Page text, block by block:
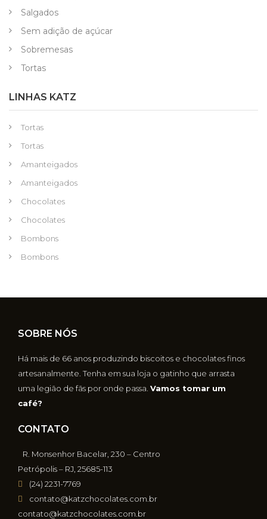
Salgados
Sem adição de açúcar
Sobremesas
Tortas
LINHAS KATZ
Tortas
Tortas
Amanteigados
Amanteigados
Chocolates
Chocolates
Bombons
Bombons
SOBRE NÓS
Há mais de 66 anos produzindo biscoitos e chocolates finos
artesanalmente. Tenha em sua loja o gatinho que arrasta
uma legião de fãs por onde passa. Vamos tomar um
café?
CONTATO
R. Monsenhor Bacelar, 230 – Centro
Petrópolis – RJ, 25685-113
(24) 2231-7769
contato@katzchocolates.com.br
contato@katzchocolates.com.br